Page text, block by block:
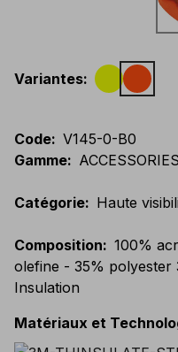
Variantes:
Code: V145-0-B0
Gamme: ACCESSORIES
Catégorie: Haute
Composition: 100%
olefine - 35% polyester
Insulation
Matériaux et